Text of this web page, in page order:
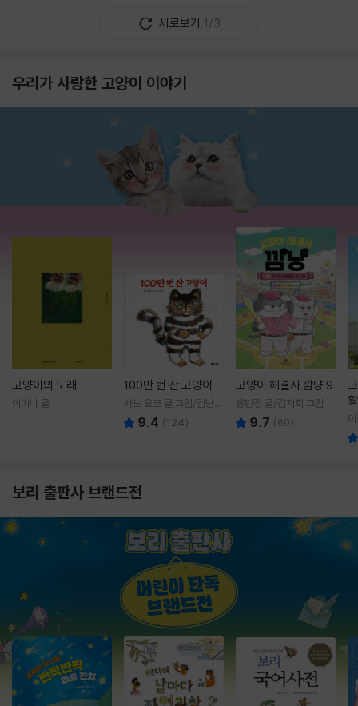
새로보기 1/3
우리가 사랑한 고양이 이야기
고양이의 노래
이미나 글
100만 번 산 고양이
사노 요코 글,그림/김난주
역 9.4 (124)
고양이 해결사 깜냥 9
홍민정 글/김재희 그림
9.7 (60)
보리 출판사 브랜드전